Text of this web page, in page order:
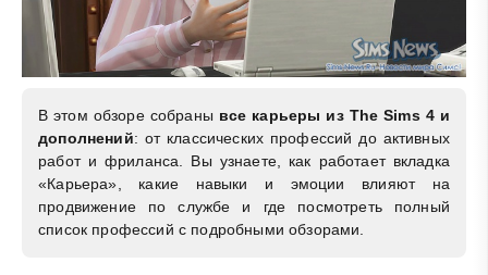
В этом обзоре собраны все карьеры из The Sims 4 и
дополнений: от классических профессий до активных
работ и фриланса. Вы узнаете, как работает вкладка
«Карьера», какие навыки и эмоции влияют на
продвижение по службе и где посмотреть полный
список профессий с подробными обзорами.